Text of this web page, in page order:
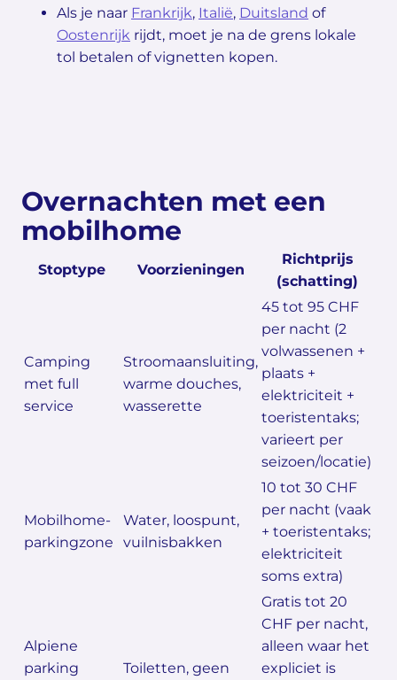
Als je naar Frankrijk, Italië, Duitsland of
Oostenrijk rijdt, moet je na de grens lokale
tol betalen of vignetten kopen.
Overnachten met een
mobilhome
Stoptype Voorzieningen
Richtprijs
(schatting)
Camping
met full
service
Stroomaansluiting,
warme douches,
wasserette
45 tot 95 CHF
per nacht (2
volwassenen +
plaats +
elektriciteit +
toeristentaks;
varieert per
seizoen/locatie)
Mobilhome-
parkingzone
Water, loospunt,
vuilnisbakken
10 tot 30 CHF
per nacht (vaak
+ toeristentaks;
elektriciteit
soms extra)
Alpiene
parking
Toiletten, geen
Gratis tot 20
CHF per nacht,
alleen waar het
expliciet is